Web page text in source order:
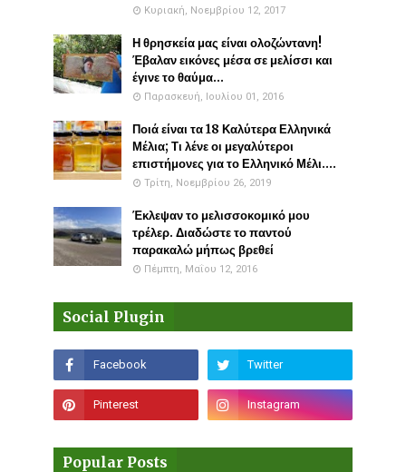
Κυριακή, Νοεμβρίου 12, 2017
Η θρησκεία μας είναι ολοζώντανη!
Έβαλαν εικόνες μέσα σε μελίσσι και
έγινε το θαύμα...
Παρασκευή, Ιουλίου 01, 2016
Ποιά είναι τα 18 Καλύτερα Ελληνικά
Μέλια; Τι λένε οι μεγαλύτεροι
επιστήμονες για το Ελληνικό Μέλι....
Τρίτη, Νοεμβρίου 26, 2019
Έκλεψαν το μελισσοκομικό μου
τρέλερ. Διαδώστε το παντού
παρακαλώ μήπως βρεθεί
Πέμπτη, Μαΐου 12, 2016
Social Plugin
Popular Posts